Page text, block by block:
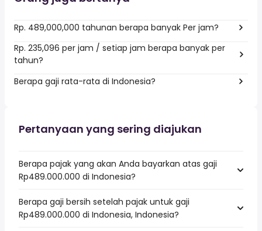
Rp. 489,000,000 tahunan berapa banyak Per jam?
Rp. 235,096 per jam / setiap jam berapa banyak per
tahun?
Berapa gaji rata-rata di Indonesia?
Pertanyaan yang sering diajukan
Berapa pajak yang akan Anda bayarkan atas gaji
Rp489.000.000 di Indonesia?
Berapa gaji bersih setelah pajak untuk gaji
Rp489.000.000 di Indonesia, Indonesia?